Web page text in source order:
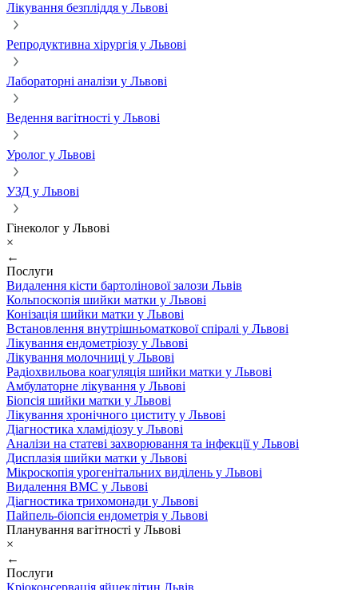
Лікування безпліддя у Львові
Репродуктивна хірургія у Львові
Лабораторні аналізи у Львові
Ведення вагітності у Львові
Уролог у Львові
УЗД у Львові
Гінеколог у Львові
×
←
Послуги
Видалення кісти бартолінової залози Львів
Кольпоскопія шийки матки у Львові
Конізація шийки матки у Львові
Встановлення внутрішньоматкової спіралі у Львові
Лікування ендометріозу у Львові
Лікування молочниці у Львові
Радіохвильова коагуляція шийки матки у Львові
Амбулаторне лікування у Львові
Біопсія шийки матки у Львові
Лікування хронічного циститу у Львові
Діагностика хламідіозу у Львові
Аналізи на статеві захворювання та інфекції у Львові
Дисплазія шийки матки у Львові
Мікроскопія урогенітальних виділень у Львові
Видалення ВМС у Львові
Діагностика трихомонади у Львові
Пайпель-біопсія ендометрія у Львові
Планування вагітності у Львові
×
←
Послуги
Кріоконсервація яйцеклітин Львів